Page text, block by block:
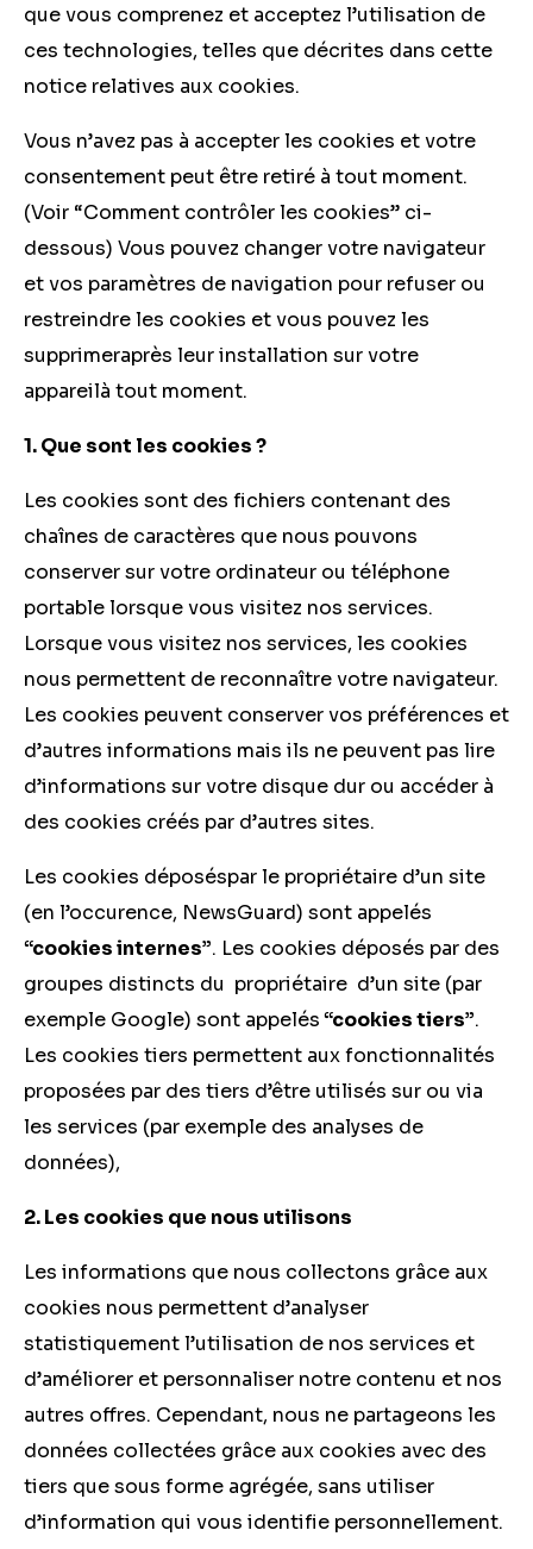
que vous comprenez et acceptez l’utilisation de
ces technologies, telles que décrites dans cette
notice relatives aux cookies.
Vous n’avez pas à accepter les cookies et votre
consentement peut être retiré à tout moment.
(Voir “Comment contrôler les cookies” ci-
dessous) Vous pouvez changer votre navigateur
et vos paramètres de navigation pour refuser ou
restreindre les cookies et vous pouvez les
supprimeraprès leur installation sur votre
appareilà tout moment.
1. Que sont les cookies ?
Les cookies sont des fichiers contenant des
chaînes de caractères que nous pouvons
conserver sur votre ordinateur ou téléphone
portable lorsque vous visitez nos services.
Lorsque vous visitez nos services, les cookies
nous permettent de reconnaître votre navigateur.
Les cookies peuvent conserver vos préférences et
d’autres informations mais ils ne peuvent pas lire
d’informations sur votre disque dur ou accéder à
des cookies créés par d’autres sites.
Les cookies déposéspar le propriétaire d’un site
(en l’occurence, NewsGuard) sont appelés
“cookies internes”. Les cookies déposés par des
groupes distincts du propriétaire d’un site (par
exemple Google) sont appelés“cookies tiers”.
Les cookies tiers permettent aux fonctionnalités
proposées par des tiers d’être utilisés sur ou via
les services (par exemple des analyses de
données),
2. Les cookies que nous utilisons
Les informations que nous collectons grâce aux
cookies nous permettent d’analyser
statistiquement l’utilisation de nos services et
d’améliorer et personnaliser notre contenu et nos
autres offres. Cependant, nous ne partageons les
données collectées grâce aux cookies avec des
tiers que sous forme agrégée, sans utiliser
d’information qui vous identifie personnellement.